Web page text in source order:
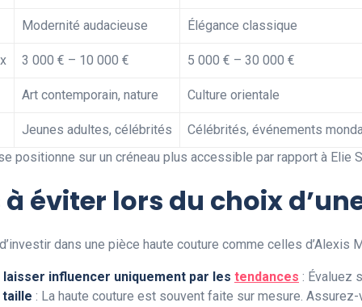
Modernité audacieuse Élégance classique
3 000 € – 10 000 € 5 000 € – 30 000 €
Art contemporain, nature Culture orientale
Jeunes adultes, célébrités
Célébrités, événements
positionne sur un créneau plus accessible par rapport à Elie
à éviter lors du choix
d’investir dans une pièce haute couture comme celles
laisser influencer uniquement par les tendances : Évaluez
: La haute couture est souvent faite sur mesure.